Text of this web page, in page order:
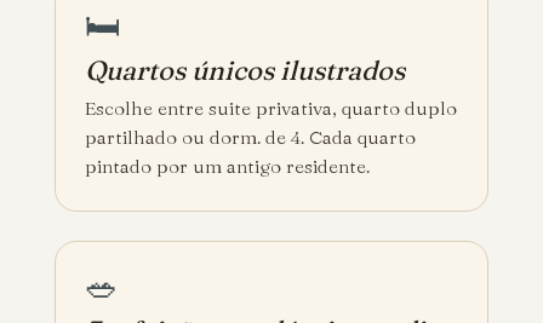
🛏️
Quartos únicos ilustrados
Escolhe entre suite privativa, quarto duplo
partilhado ou dorm. de 4. Cada quarto
pintado por um antigo residente.
🥗